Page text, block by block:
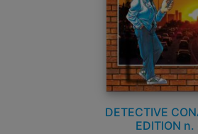
DETECTIVE
EDITION n.